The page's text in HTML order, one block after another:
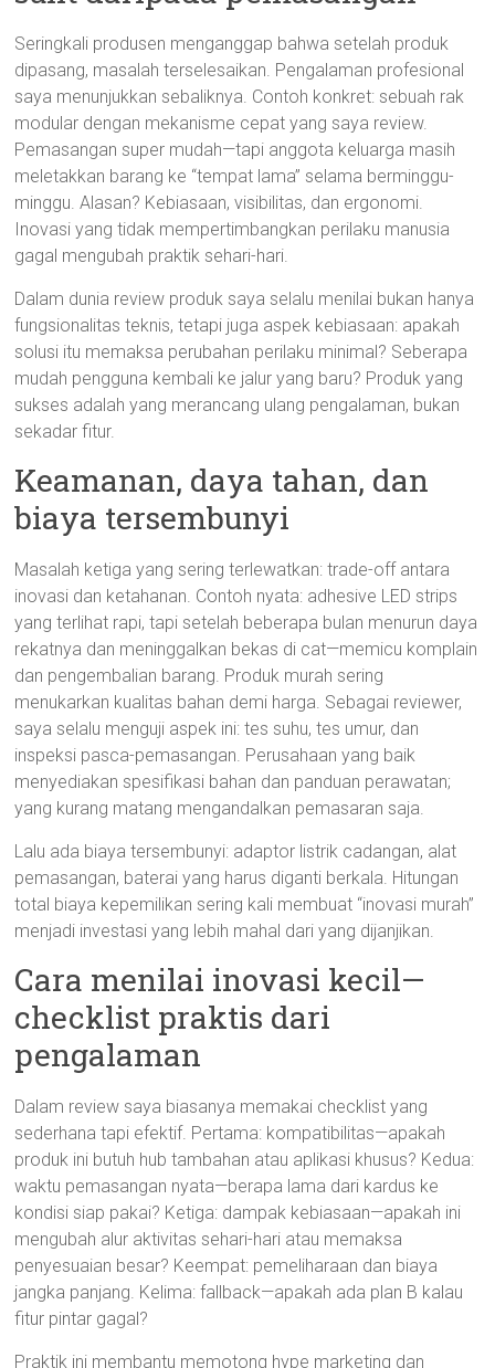
Seringkali produsen menganggap bahwa setelah produk
dipasang, masalah terselesaikan. Pengalaman profesional
saya menunjukkan sebaliknya. Contoh konkret: sebuah rak
modular dengan mekanisme cepat yang saya review.
Pemasangan super mudah—tapi anggota keluarga masih
meletakkan barang ke “tempat lama” selama berminggu-
minggu. Alasan? Kebiasaan, visibilitas, dan ergonomi.
Inovasi yang tidak mempertimbangkan perilaku manusia
gagal mengubah praktik sehari-hari.
Dalam dunia review produk saya selalu menilai bukan hanya
fungsionalitas teknis, tetapi juga aspek kebiasaan: apakah
solusi itu memaksa perubahan perilaku minimal? Seberapa
mudah pengguna kembali ke jalur yang baru? Produk yang
sukses adalah yang merancang ulang pengalaman, bukan
sekadar fitur.
Keamanan, daya tahan, dan
biaya tersembunyi
Masalah ketiga yang sering terlewatkan: trade-off antara
inovasi dan ketahanan. Contoh nyata: adhesive LED strips
yang terlihat rapi, tapi setelah beberapa bulan menurun daya
rekatnya dan meninggalkan bekas di cat—memicu komplain
dan pengembalian barang. Produk murah sering
menukarkan kualitas bahan demi harga. Sebagai reviewer,
saya selalu menguji aspek ini: tes suhu, tes umur, dan
inspeksi pasca-pemasangan. Perusahaan yang baik
menyediakan spesifikasi bahan dan panduan perawatan;
yang kurang matang mengandalkan pemasaran saja.
Lalu ada biaya tersembunyi: adaptor listrik cadangan, alat
pemasangan, baterai yang harus diganti berkala. Hitungan
total biaya kepemilikan sering kali membuat “inovasi murah”
menjadi investasi yang lebih mahal dari yang dijanjikan.
Cara menilai inovasi kecil—
checklist praktis dari
pengalaman
Dalam review saya biasanya memakai checklist yang
sederhana tapi efektif. Pertama: kompatibilitas—apakah
produk ini butuh hub tambahan atau aplikasi khusus? Kedua:
waktu pemasangan nyata—berapa lama dari kardus ke
kondisi siap pakai? Ketiga: dampak kebiasaan—apakah ini
mengubah alur aktivitas sehari-hari atau memaksa
penyesuaian besar? Keempat: pemeliharaan dan biaya
jangka panjang. Kelima: fallback—apakah ada plan B kalau
fitur pintar gagal?
Praktik ini membantu memotong hype marketing dan